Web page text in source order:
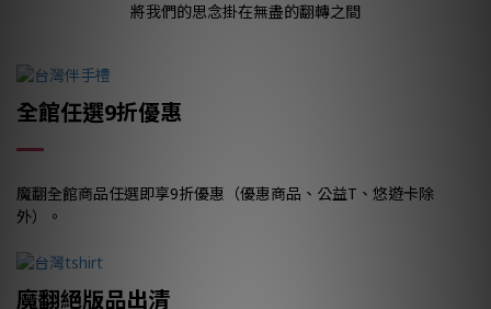
將我們的思念掛在無盡的翻轉之間
全館任選9折優惠
魔翻全館商品任選即享9折優惠（優惠商品、公益T 、 悠遊卡除
外）。
魔翻絕版品出清